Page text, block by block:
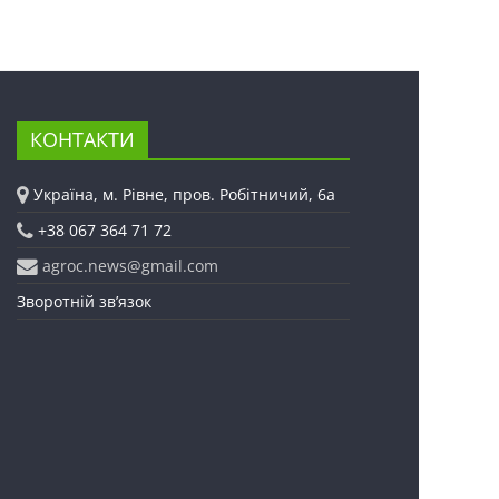
КОНТАКТИ
Україна, м. Рівне, пров. Робітничий, 6а
+38 067 364 71 72
agroc.news@gmail.com
Зворотній зв’язок